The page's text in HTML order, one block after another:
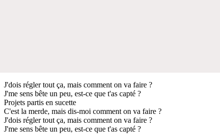
J'dois régler tout ça, mais comment on va faire ?
J'me sens bête un peu, est-ce que t'as capté ?
Projets partis en sucette
C'est la merde, mais dis-moi comment on va faire ?
J'dois régler tout ça, mais comment on va faire ?
J'me sens bête un peu, est-ce que t'as capté ?